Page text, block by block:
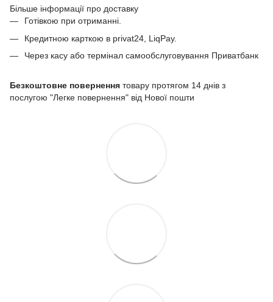
Більше інформації про доставку
Готівкою при отриманні.
Кредитною карткою в privat24, LiqPay.
Через касу або термінал самообслуговування Приватбанк
Безкоштовне повернення товару протягом 14 днів з
послугою "Легке повернення" від Нової пошти